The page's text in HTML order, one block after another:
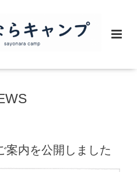
案内を公開しました